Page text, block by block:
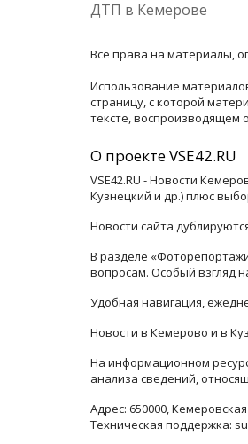
ДТП в Кемерове
Все права на материалы,
Использование
страницу, с которой
тексте, воспроизводящем
О проекте VSE42.RU
VSE42.RU - Новости
Кузнецкий и др.) плюс
Новости сайта
В разделе
вопросам. Особый взгляд
Удобная навигация,
Новости в Кемерово и в
На информационном
анализа сведений,
Адрес: 650000,
Техническая поддержка: